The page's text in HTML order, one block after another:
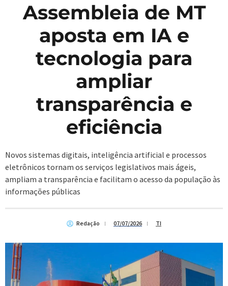
Assembleia de MT
aposta em IA e
tecnologia para
ampliar
transparência e
eficiência
Novos sistemas digitais, inteligência artificial e processos
eletrônicos tornam os serviços legislativos mais ágeis,
ampliam a transparência e facilitam o acesso da população às
informações públicas
Redação 07/07/2026 TI